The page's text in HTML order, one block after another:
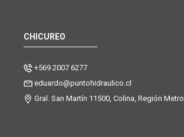
CHICUREO
+569 2007 6277
eduardo@puntohidraulico.cl
Gral. San Martín 11500, Colina, Región